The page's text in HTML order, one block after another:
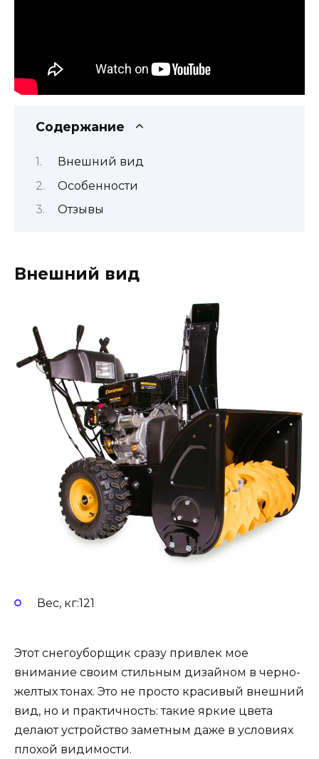
Содержание
Внешний вид
Особенности
Отзывы
Внешний вид
Вес, кг:121
Этот снегоуборщик сразу привлек мое
внимание своим стильным дизайном в черно-
желтых тонах. Это не просто красивый внешний
вид, но и практичность: такие яркие цвета
делают устройство заметным даже в условиях
плохой видимости.